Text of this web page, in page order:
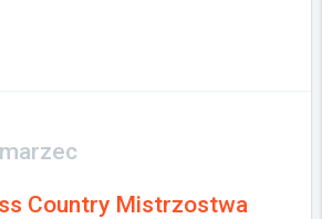
marzec
Country Mistrzostwa